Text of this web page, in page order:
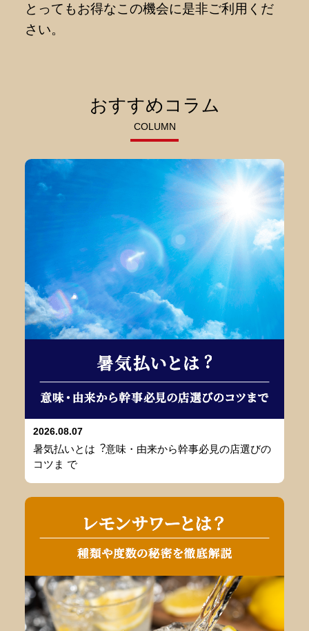
とってもお得なこの機会に是非ご利用くだ
さい。
おすすめコラム
COLUMN
2026.08.07
暑気払いとは︖意味・由来から幹事必⾒の店選びの
コツま で